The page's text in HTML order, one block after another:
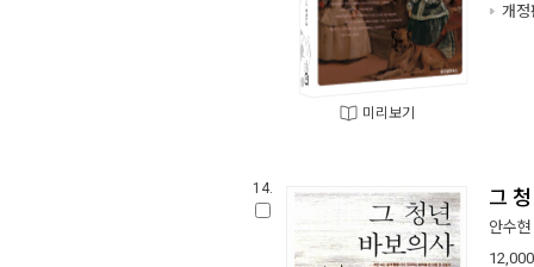
미리보기
개정
14. 그
안수현
12,000